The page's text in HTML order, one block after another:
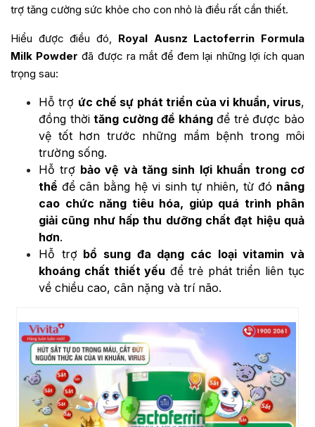
trợ tăng cường sức khỏe cho con nhỏ là điều rất cần thiết.
Hiểu được điều đó, Royal Ausnz Lactoferrin Formula
Milk Powder đã được ra mắt để đem lại những lợi ích quan
trọng sau:
Hỗ trợ ức chế sự phát triển của vi khuẩn, virus,
đồng thờităng cường đề khángđể trẻ được bảo
vệ tốt hơn trước những mầm bệnh trong môi
trường sống.
Hỗ trợ bảo vệ và tăng sinh lợi khuẩn trong cơ
thể để cân bằng hệ vi sinh tự nhiên, từ đó nâng
cao chức năng tiêu hóa, giúp quá trình phân
giải cũng như hấp thu dưỡng chất đạt hiệu quả
hơn.
Hỗ trợ bổ sung đa dạng các loại vitamin và
khoáng chất thiết yếu để trẻ phát triển liên tục
về chiều cao, cân nặng và trí não.